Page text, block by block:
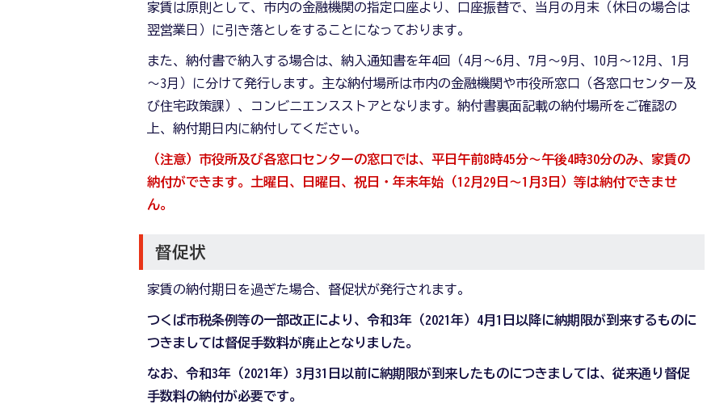
家賃は原則として、市内の金融機関の指定口座より、口座振替で、当月の月末（休日の場合は
翌営業日）に引き落としをすることになっております。
また、納付書で納入する場合は、納入通知書を年4回（4月～6月、7月～9月、10月～12月、1月
～3月）に分けて発行します。主な納付場所は市内の金融機関や市役所窓口（各窓口センター及
び住宅政策課）、コンビニエンスストアとなります。納付書裏面記載の納付場所をご確認の
上、納付期日内に納付してください。
（注意）市役所及び各窓口センターの窓口では、平日午前8時45分～午後4時30分のみ、家賃の
納付ができます。土曜日、日曜日、祝日・年末年始（12月29日～1月3日）等は納付できませ
ん。
督促状
家賃の納付期日を過ぎた場合、督促状が発行されます。
つくば市税条例等の一部改正により、令和3年（2021年）4月1日以降に納期限が到来するものに
つきましては督促手数料が廃止となりました。
なお、令和3年（2021年）3月31日以前に納期限が到来したものにつきましては、従来通り督促
手数料の納付が必要です。